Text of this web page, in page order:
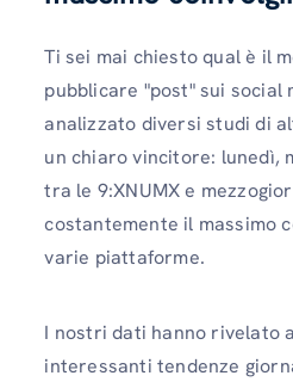
Ti sei mai chiesto qual è il
pubblicare "post" sui social
analizzato diversi studi di
un chiaro vincitore: lunedì,
tra le 9:XNUMX e
costantemente il massimo
varie piattaforme.
I nostri dati hanno rivelato
interessanti tendenze